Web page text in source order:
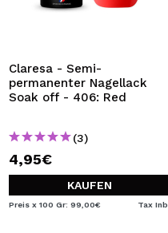
Claresa - Semi-
permanenter Nagellack
Soak off - 406: Red
(3)
4,95€
KAUFEN
Preis x 100 Gr: 99,00€ Tax Inb.